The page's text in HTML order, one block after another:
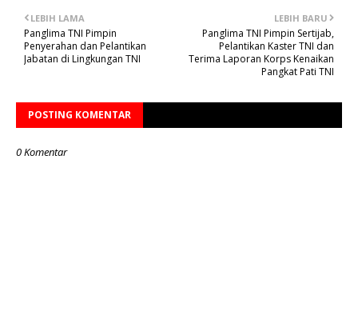
LEBIH BARU
Panglima TNI Pimpin Sertijab,
Pelantikan Kaster TNI dan
Terima Laporan Korps Kenaikan
Pangkat Pati TNI
LEBIH LAMA
Panglima TNI Pimpin
Penyerahan dan Pelantikan
Jabatan di Lingkungan TNI
POSTING KOMENTAR
0 Komentar